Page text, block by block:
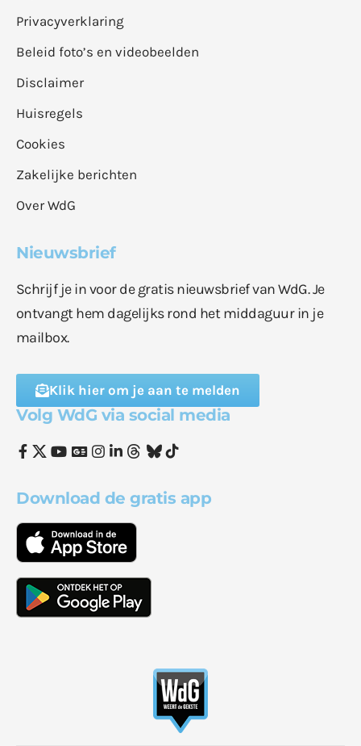
Privacyverklaring
Beleid foto’s en videobeelden
Disclaimer
Huisregels
Cookies
Zakelijke berichten
Over WdG
Nieuwsbrief
Schrijf je in voor de gratis nieuwsbrief van WdG. Je
ontvangt hem dagelijks rond het middaguur in je
mailbox.
Klik hier om je aan te melden
Volg WdG via social media
Download de gratis app